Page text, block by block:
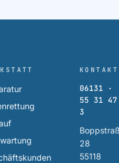
KONTAKT
06131 ·
55 31 47
3
28
55118